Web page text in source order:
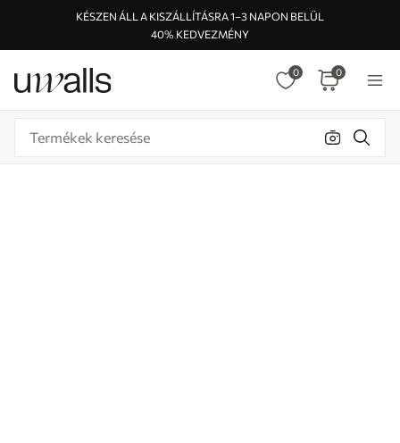
KÉSZEN ÁLL A KISZÁLLÍTÁSRA 1–3 NAPON BELÜL
40% KEDVEZMÉNY
0 0